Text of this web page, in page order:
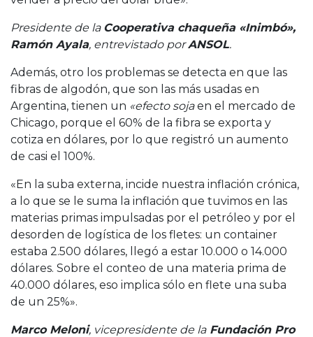
Presidente de la Cooperativa chaqueña «Inimbó»,
Ramón Ayala, entrevistado porANSOL.
Además, otro los problemas se detecta en que las
fibras de algodón, que son las más usadas en
Argentina, tienen un «efecto sojaen el mercado de
Chicago, porque el 60% de la fibra se exporta y
cotiza en dólares, por lo que registró un aumento
de casi el 100%.
«En la suba externa, incide nuestra inflación crónica,
a lo que se le suma la inflación que tuvimos en las
materias primas impulsadas por el petróleo y por el
desorden de logística de los fletes: un container
estaba 2.500 dólares, llegó a estar 10.000 o 14.000
dólares. Sobre el conteo de una materia prima de
40.000 dólares, eso implica sólo en flete una suba
de un 25%».
Marco Meloni, vicepresidente de laFundación Pro